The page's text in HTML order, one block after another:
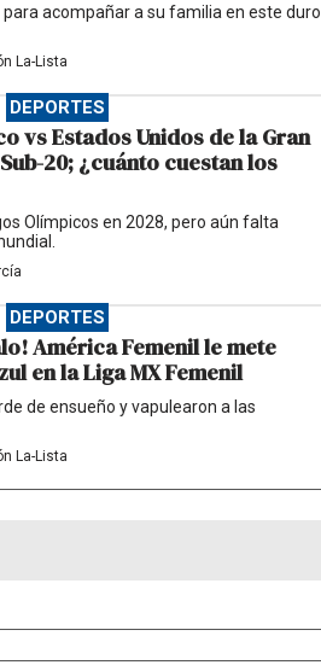
acompañar a su familia en este duro
La-Lista
DEPORTES
vs Estados Unidos de la Gran
20; ¿cuánto cuestan los
Olímpicos en 2028, pero aún falta
DEPORTES
América Femenil le mete
en la Liga MX Femenil
de ensueño y vapulearon a las
La-Lista